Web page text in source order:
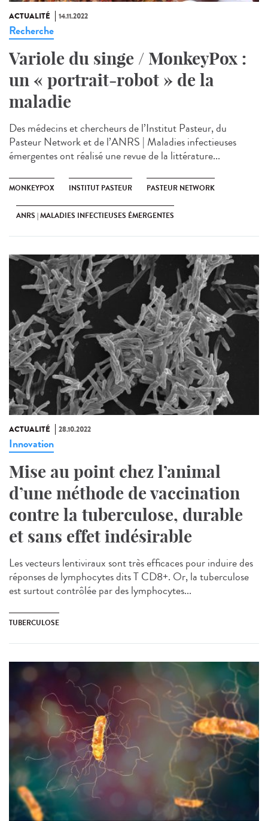
ACTUALITÉ 14.11.2022
Recherche
Variole du singe / MonkeyPox :
un « portrait-robot » de la
maladie
Des médecins et chercheurs de l’Institut Pasteur, du
Pasteur Network et de l’ANRS | Maladies infectieuses
émergentes ont réalisé une revue de la littérature...
MONKEYPOX INSTITUT PASTEUR PASTEUR NETWORK
ANRS | MALADIES INFECTIEUSES ÉMERGENTES
ACTUALITÉ 28.10.2022
Innovation
Mise au point chez l’animal
d’une méthode de vaccination
contre la tuberculose, durable
et sans effet indésirable
Les vecteurs lentiviraux sont très efficaces pour induire des
réponses de lymphocytes dits T CD8+. Or, la tuberculose
est surtout contrôlée par des lymphocytes...
TUBERCULOSE